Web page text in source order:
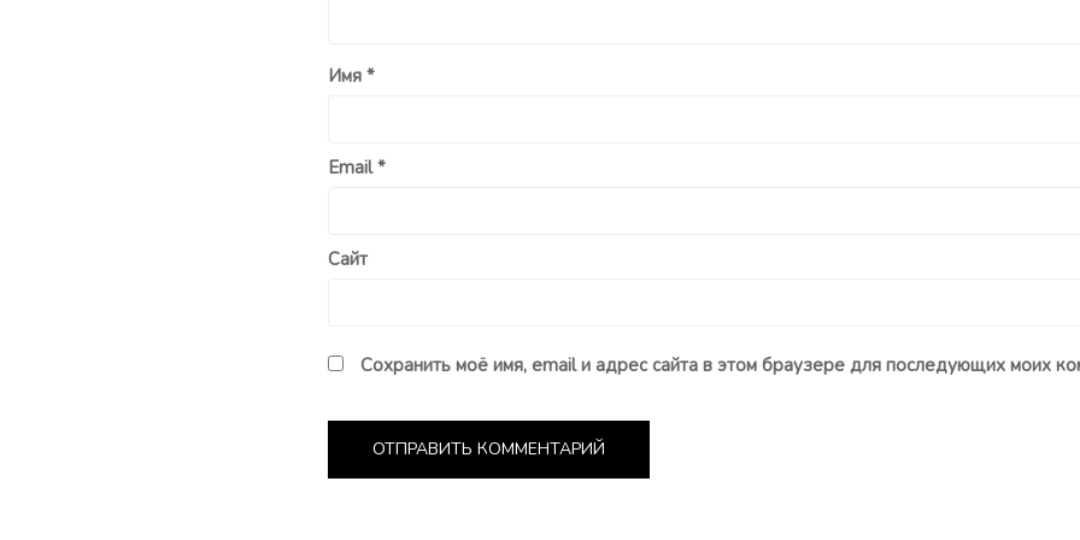
Имя *
Email*
Сайт
Сохранить моё имя, email и адрес сайта в этом браузере для последующих моих